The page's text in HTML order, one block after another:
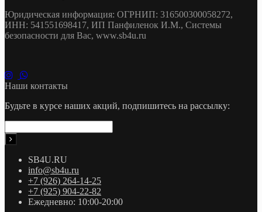
Юридическая информация: ОГРНИП: 316500300058272,
ИНН: 541551698417, ИП Панфиленок И.М., Системы
безопасности для Вас, www.sb4u.ru
Наши контакты
Будьте в курсе наших акций, подпишитесь на рассылку:
SB4U.RU
info@sb4u.ru
+7 (926) 264-14-25
+7 (925) 904-22-82
Ежедневно: 10:00-20:00